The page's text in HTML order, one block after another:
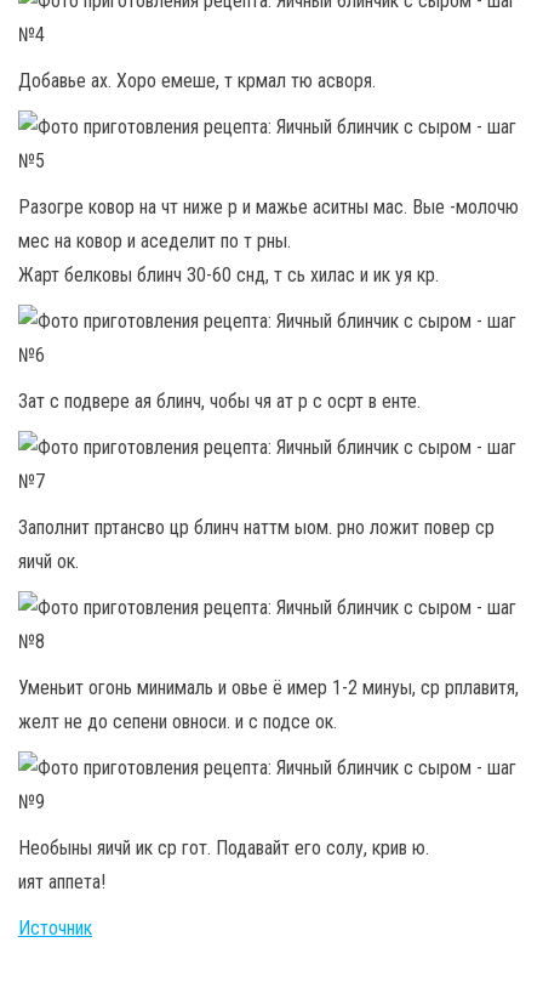
Добавье ах. Хоро емеше, т крмал тю асворя.
Разогре ковор на чт ниже р и мажье аситны мас. Вые -молочю
мес на ковор и аседелит по т рны.
Жарт белковы блинч 30-60 снд, т сь хилас и ик уя кр.
Зат с подвере ая блинч, чобы чя ат р с осрт в енте.
Заполнит пртансво цр блинч наттм ыом. рно ложит повер ср
яичй ок.
Уменьит огонь минималь и овье ё имер 1-2 минуы, ср рплавитя,
желт не до сепени овноси. и с подсе ок.
Необыны яичй ик ср гот. Подавайт его солу, крив ю.
ият аппета!
Источник